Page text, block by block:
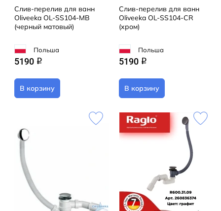
Слив-перелив для ванн
Oliveeka OL-SS104-MB
(черный матовый)
Польша
5190 q
В корзину
Слив-перелив для ванн
Oliveeka OL-SS104-CR
(хром)
Польша
5190 q
В корзину